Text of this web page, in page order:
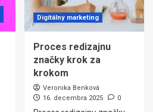
Digitálny marketing
Proces redizajnu
značky krok za
krokom
Veronika Benková
16. decembra 2025
0